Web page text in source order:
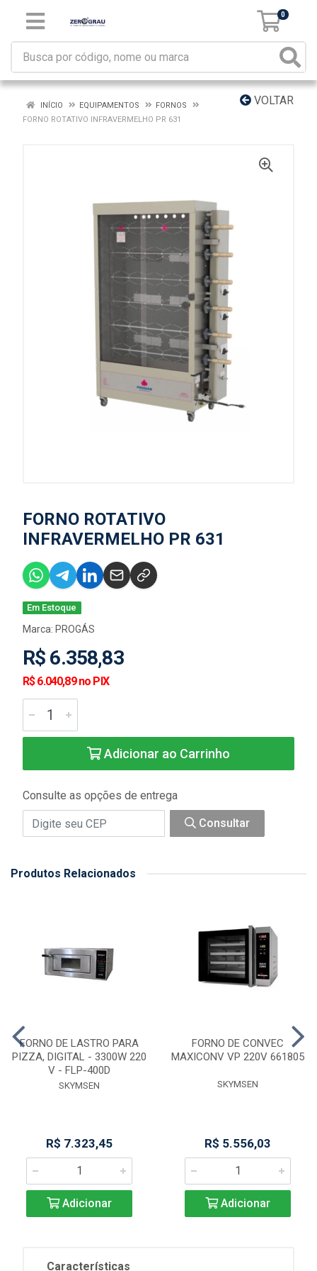
0
VOLTAR
INÍCIO EQUIPAMENTOS
FORNOS
FORNO ROTATIVO INFRAVERMELHO PR 631
FORNO ROTATIVO
INFRAVERMELHO PR 631
Em Estoque
Marca: PROGÁS
R$ 6.358,83
R$ 6.040,89 no PIX
Adicionar ao Carrinho
Consulte as opções de entrega
Consultar
Produtos Relacionados
FORNO DE LASTRO PARA
PIZZA, DIGITAL - 3300W 220
V - FLP-400D
SKYMSEN
R$ 7.323,45
Adicionar
FORNO DE CONVEC
MAXICONV VP 220V 661805
SKYMSEN
R$ 5.556,03
Adicionar
Características